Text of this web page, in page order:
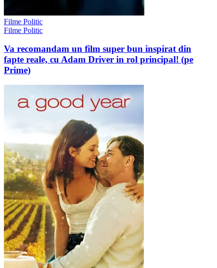
Filme Politic
Filme Politic
Va recomandam un film super bun inspirat din
fapte reale, cu Adam Driver in rol principal! (pe
Prime)